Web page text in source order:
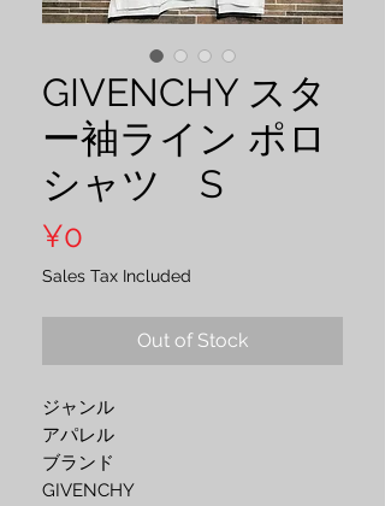
GIVENCHY スタ
ー袖ライン ポロ
シャツ S
¥0
Sales Tax Included
Out of Stock
ジャンル
アパレル
ブランド
GIVENCHY